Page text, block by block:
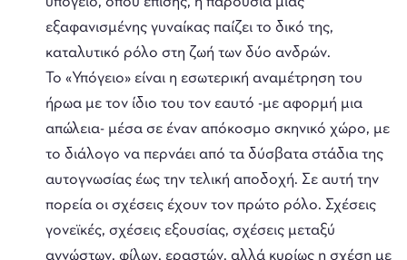
εξαφανισμένης γυναίκας παίζει το δικό της,
καταλυτικό ρόλο στη ζωή των δύο ανδρών.
Το «Υπόγειο» είναι η εσωτερική αναμέτρηση του
ήρωα με τον ίδιο του τον εαυτό -με αφορμή μια
απώλεια- μέσα σε έναν απόκοσμο σκηνικό χώρο, με
το διάλογο να περνάει από τα δύσβατα στάδια της
αυτογνωσίας έως την τελική αποδοχή. Σε αυτή την
πορεία οι σχέσεις έχουν τον πρώτο ρόλο. Σχέσεις
γονεϊκές, σχέσεις εξουσίας, σχέσεις μεταξύ
αγνώστων, φίλων, εραστών, αλλά κυρίως η σχέση με